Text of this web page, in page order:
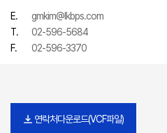
E.
gmkim@lkbps.com
T.
02-596-5684
F.
02-596-3370
연락처다운로드(VCF파일)